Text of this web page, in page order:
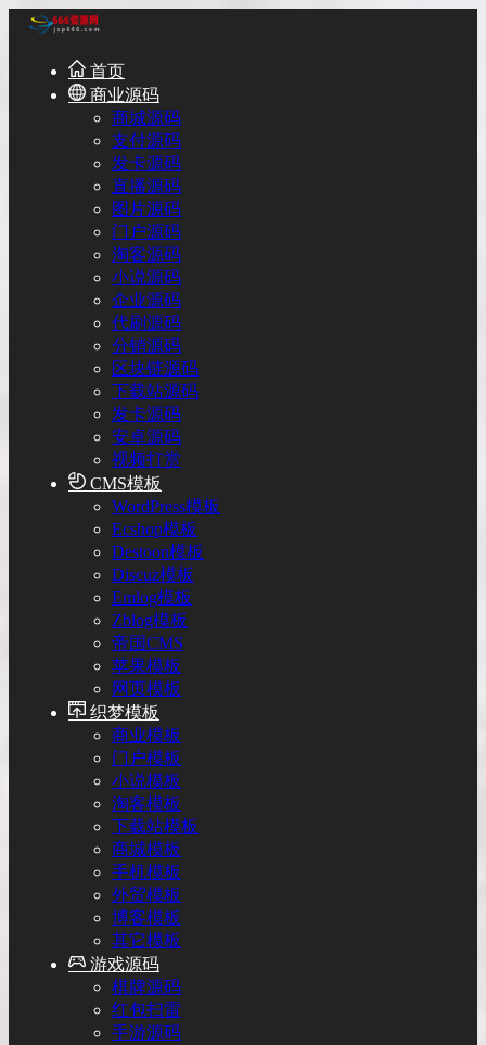
首页
商业源码
商城源码
支付源码
发卡源码
直播源码
图片源码
门户源码
淘客源码
小说源码
企业源码
代刷源码
分销源码
区块链源码
下载站源码
发卡源码
安卓源码
视频打赏
CMS模板
WordPress模板
Ecshop模板
Destoon模板
Discuz模板
Emlog模板
Zblog模板
帝国CMS
苹果模板
网页模板
织梦模板
商业模板
门户模板
小说模板
淘客模板
下载站模板
商城模板
手机模板
外贸模板
博客模板
其它模板
游戏源码
棋牌源码
红包扫雷
手游源码